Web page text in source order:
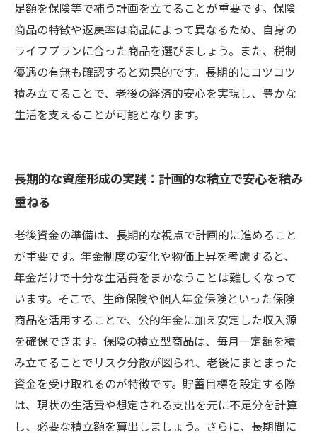
足額を保険等で補う計画を立てることが重要です。保険
商品の特徴や返戻率は商品によって異なるため、自身の
ライフプランに合った商品を選びましょう。また、税制
優遇の有無も確認すると効果的です。長期的にコツコツ
積み立てることで、老後の経済的安心を実現し、豊かな
生活を支えることが可能となります。
長期的な資産形成の実践：計画的な積立で安心を積み
重ねる
老後資金の準備は、長期的な視点で計画的に進めること
が重要です。年金制度の変化や物価上昇を考慮すると、
年金だけで十分な生活費をまかなうことは難しくなって
います。そこで、生命保険や個人年金保険といった保険
商品を活用することで、公的年金に加え安定した収入源
を確保できます。保険の積立型商品は、毎月一定額を積
み立てることでリスク分散が図られ、老後にまとまった
資金を受け取れるのが特徴です。貯蓄目標を設定する際
は、現状の生活費や想定される支出を元に不足分を計算
し、必要な積立額を算出しましょう。さらに、長期間に